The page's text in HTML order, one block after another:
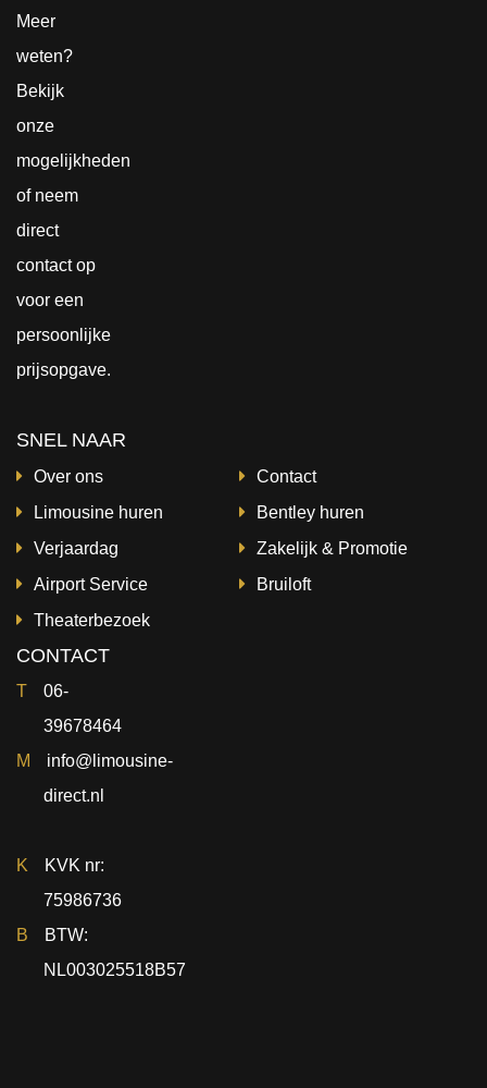
Meer
weten?
Bekijk
onze
mogelijkheden
of neem
direct
contactop
voor een
persoonlijke
prijsopgave.
SNEL NAAR
Over ons
Contact
Limousine huren
Bentley huren
Verjaardag
Zakelijk & Promotie
Airport Service
Bruiloft
Theaterbezoek
CONTACT
T
06-
39678464
M
info@limousine-
direct.nl
K
KVK nr:
75986736
B
BTW:
NL003025518B57